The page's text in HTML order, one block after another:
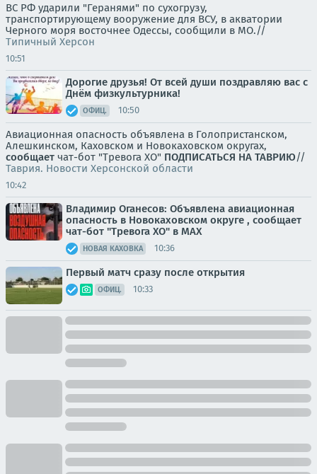
ВС РФ ударили "Геранями" по сухогрузу,
транспортирующему вооружение для ВСУ, в акватории
Черного моря восточнее Одессы, сообщили в МО.//
Типичный Херсон
10:51
Дорогие друзья! От всей души поздравляю вас с
Днём физкультурника!
ОФИЦ. 10:50
Авиационная опасность объявлена в Голопристанском,
Алешкинском, Каховском и Новокаховском округах,
сообщает чат-бот "Тревога ХО" ПОДПИСАТЬСЯ НА ТАВРИЮ//
Таврия. Новости Херсонской области
10:42
Владимир Оганесов: Объявлена авиационная
опасность в Новокаховском округе , сообщает
чат-бот "Тревога ХО" в MAX
НОВАЯ КАХОВКА 10:36
Первый матч сразу после открытия
ОФИЦ. 10:33